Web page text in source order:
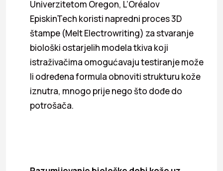
Univerzitetom Oregon, L’Oréalov
EpiskinTech koristi napredni proces 3D
štampe (Melt Electrowriting) za stvaranje
biološki ostarjelih modela tkiva koji
istraživačima omogućavaju testiranje može
li određena formula obnoviti strukturu kože
iznutra, mnogo prije nego što dođe do
potrošača.